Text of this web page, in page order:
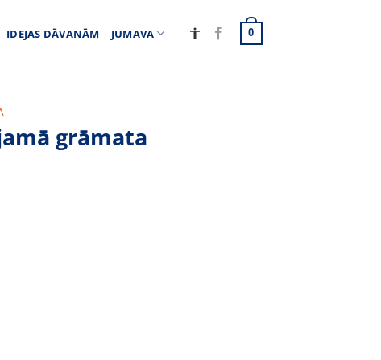
IDEJAS DĀVANĀM JUMAVA 0
grāmata